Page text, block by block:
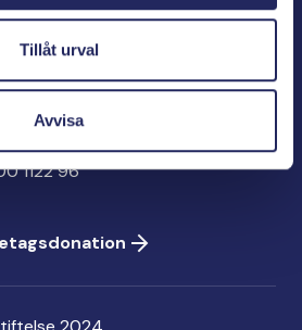
Tillåt urval
Avvisa
1122 96